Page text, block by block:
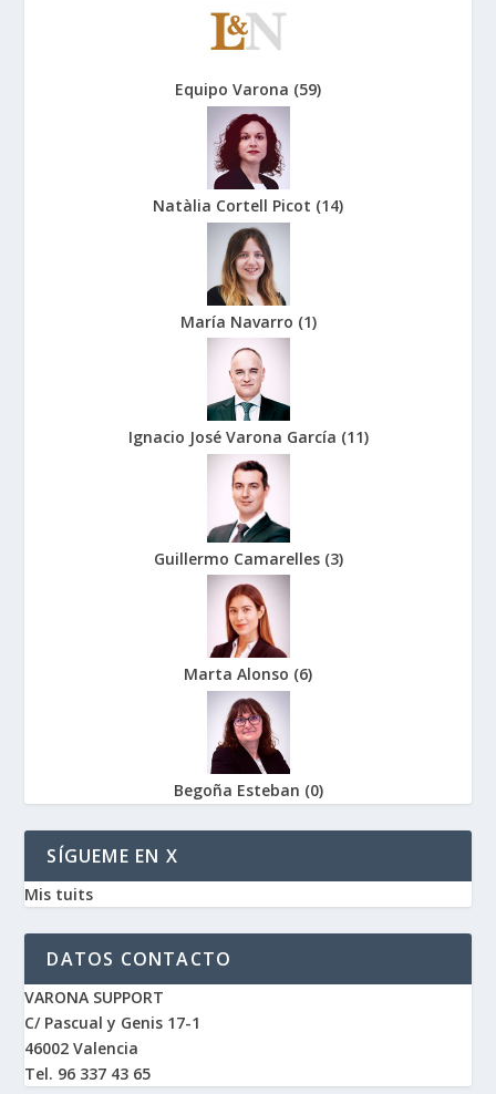
Equipo Varona (59)
Natàlia Cortell Picot (14)
María Navarro (1)
Ignacio José Varona García (11)
Guillermo Camarelles (3)
Marta Alonso (6)
Begoña Esteban (0)
SÍGUEME EN X
Mis tuits
DATOS CONTACTO
VARONA SUPPORT
C/ Pascual y Genis 17-1
46002 Valencia
Tel. 96 337 43 65